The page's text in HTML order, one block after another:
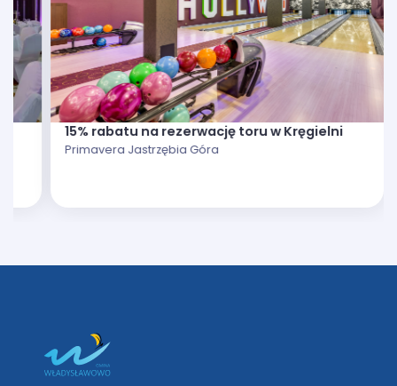
15% rabatu na rezerwację toru w Kręgielni
Primavera Jastrzębia Góra